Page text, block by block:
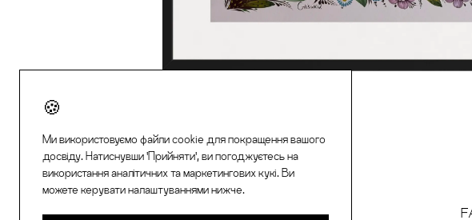
Ми використовуємо файли cookie для покращення вашого
досвіду. Натиснувши 'Прийняти', ви погоджуєтесь на
використання аналітичних та маркетингових кукі. Ви
можете керувати налаштуваннями нижче.